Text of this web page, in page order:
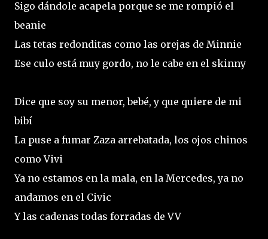
Sigo dándole acapela porque se me rompió el
beanie
Las tetas redonditas como las orejas de Minnie
Ese culo está muy gordo, no le cabe en el skinny
Dice que soy su menor, bebé, y que quiere de mi
bibí
La puse a fumar Zaza arrebatada, los ojos chinos
como Vivi
Ya no estamos en la mala, en la Mercedes, ya no
andamos en el Civic
Y las cadenas todas forradas de VV